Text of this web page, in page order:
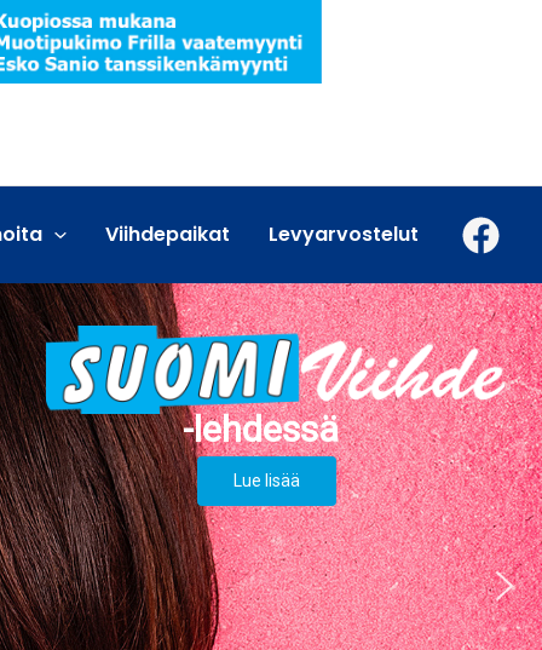
Viihdepaikat Levyarvostelut
Lue lisää